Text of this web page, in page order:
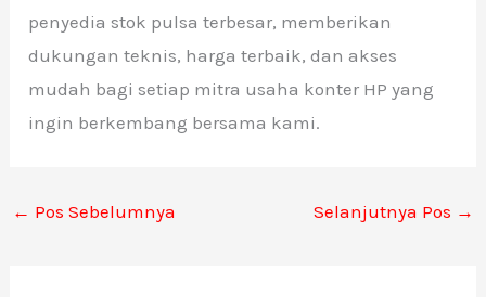
penyedia stok pulsa terbesar, memberikan
dukungan teknis, harga terbaik, dan akses
mudah bagi setiap mitra usaha konter HP yang
ingin berkembang bersama kami.
← Pos Sebelumnya Selanjutnya Pos →